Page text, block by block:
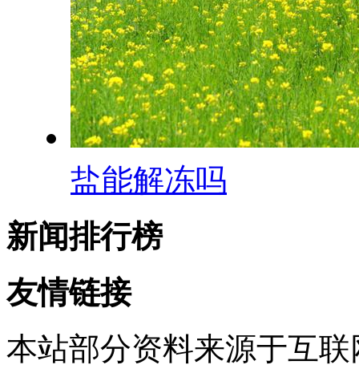
盐能解冻吗
新闻排行榜
友情链接
本站部分资料来源于互